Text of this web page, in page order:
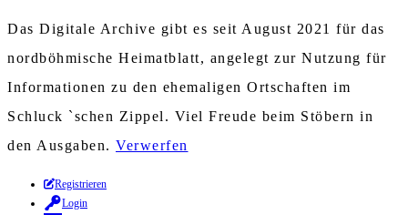
Das Digitale Archive gibt es seit August 2021 für das
nordböhmische Heimatblatt, angelegt zur Nutzung für
Informationen zu den ehemaligen Ortschaften im
Schluck `schen Zippel. Viel Freude beim Stöbern in
den Ausgaben. Verwerfen
Zum
Inhalt
Registrieren
Login